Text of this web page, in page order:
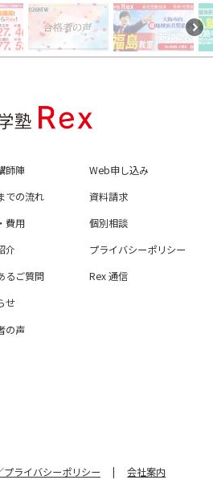
師陣
での流れ
費用
介
るご質問
せ
の声
Web申し込み
資料請求
個別相談
プライバシーポリシー
Rex 通信
プライバシーポリシー
会社案内